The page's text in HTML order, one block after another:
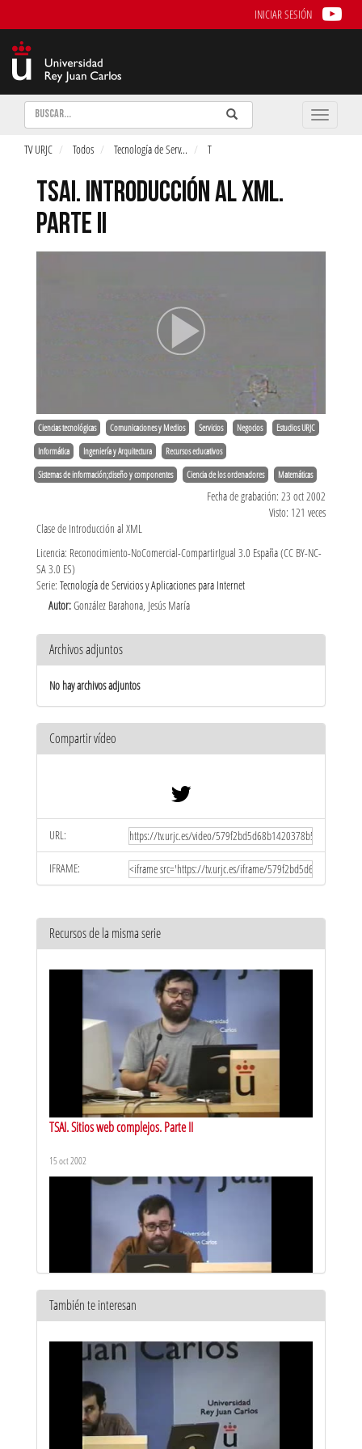
INICIAR SESIÓN
Buscar Enviar
Buscar
Toggle
TV URJC Todos Tecnología de Serv... T
TSAI. INTRODUCCIÓN AL XML.
PARTE II
Ciencias tecnológicas Comunicaciones y Medios Servicios Negocios Estudios URJC
Informática Ingeniería y Arquitectura Recursos educativos
Sistemas de información;diseño y componentes Ciencia de los ordenadores Matemáticas
Fecha de grabación: 23 oct 2002
Visto: 121 veces
Clase de Introducción al XML
Licencia: Reconocimiento-NoComercial-CompartirIgual 3.0 España (CC BY-NC-
SA 3.0 ES)
Serie: Tecnología de Servicios y Aplicaciones para Internet
Autor:González Barahona, Jesús María
Archivos adjuntos
No hay archivos adjuntos
Compartir vídeo
URL:
IFRAME:
Recursos de la misma serie
TSAI. Sitios web complejos. Parte II
15 oct 2002
También te interesan